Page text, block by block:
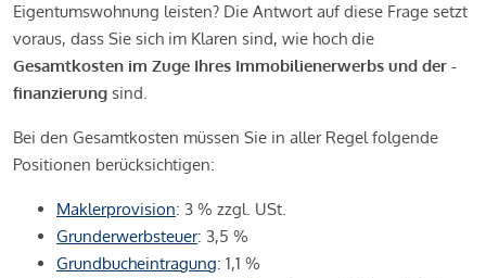
Eigentumswohnung leisten? Die Antwort auf diese Frage setzt
voraus, dass Sie sich im Klaren sind, wie hoch die
Gesamtkosten im Zuge Ihres Immobilienerwerbs und der -
finanzierung sind.
Bei den Gesamtkosten müssen Sie in aller Regel folgende
Positionen berücksichtigen:
Maklerprovision: 3 % zzgl. USt.
Grunderwerbsteuer: 3,5 %
Grundbucheintragung: 1,1 %